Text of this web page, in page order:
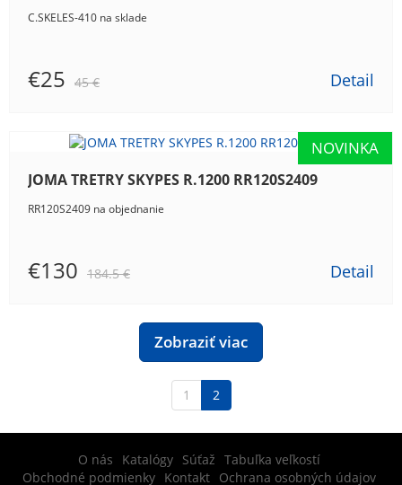
C.SKELES-410 na sklade
€25 45 € Detail
JOMA TRETRY SKYPES R.1200 RR120S2409
RR120S2409 na objednanie
€130 184.5 € Detail
Zobraziť viac
1 2
O nás Katalógy Súťaž Tabuľka veľkostí
Obchodné podmienky
Kontakt Ochrana osobných údajov